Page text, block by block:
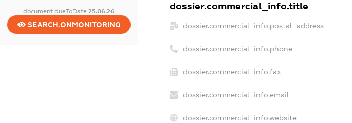
document.dueToDate25.06.26
SEARCH.ONMONITORING
dossier.commercial_info.title
dossier.commercial_info.postal_address
dossier.commercial_info.phone
dossier.commercial_info.fax
dossier.commercial_info.email
dossier.commercial_info.website